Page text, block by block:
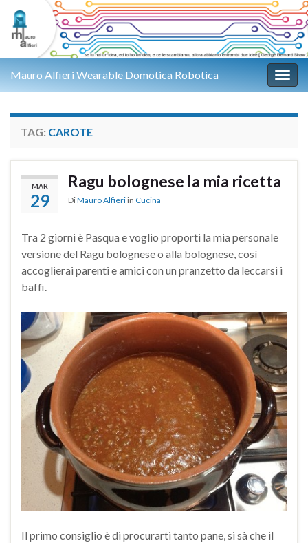
Mauro Alfieri Wearable Domotica Robotica
TAG: CAROTE
MAR
29
Ragu bolognese la mia ricetta
DiMauro Alfieri in Cucina
Tra 2 giorni è Pasqua e voglio proporti la mia personale
versione del Ragu bolognese o alla bolognese, così
accoglierai parenti e amici con un pranzetto da leccarsi i
baffi.
Il primo consiglio è di procurarti tanto pane, si sà che il